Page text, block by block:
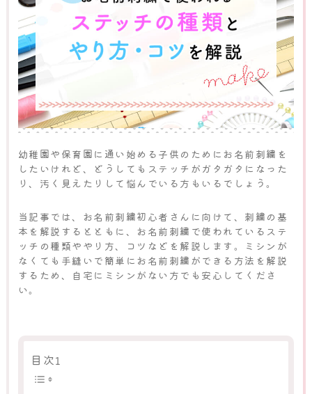
幼稚園や保育園に通い始める子供のためにお名前刺繍を
したいけれど、どうしてもステッチがガタガタになった
り、汚く見えたりして悩んでいる方もいるでしょう。
当記事では、お名前刺繍初心者さんに向けて、刺繍の基
本を解説するとともに、お名前刺繍で使われているステ
ッチの種類ややり方、コツなどを解説します。ミシンが
なくても手縫いで簡単にお名前刺繍ができる方法を解説
するため、自宅にミシンがない方でも安心してくださ
い。
目次1